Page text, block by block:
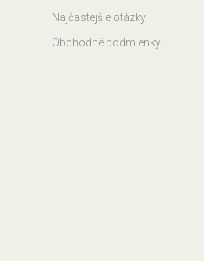
Najčastejšie otázky
Obchodné podmienky